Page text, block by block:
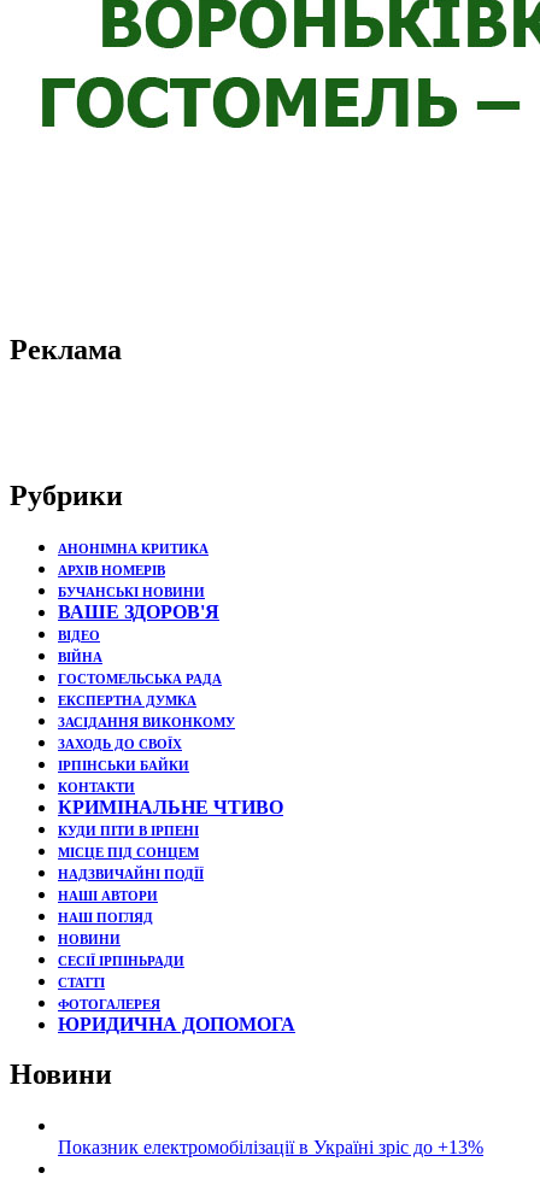
Реклама
Рубрики
АНОНІМНА КРИТИКА
АРХІВ НОМЕРІВ
БУЧАНСЬКІ НОВИНИ
ВАШЕ ЗДОРОВ'Я
ВІДЕО
ВІЙНА
ГОСТОМЕЛЬСЬКА РАДА
ЕКСПЕРТНА ДУМКА
ЗАСІДАННЯ ВИКОНКОМУ
ЗАХОДЬ ДО СВОЇХ
ІРПІНСЬКИ БАЙКИ
КОНТАКТИ
КРИМІНАЛЬНЕ ЧТИВО
КУДИ ПІТИ В ІРПЕНІ
МІСЦЕ ПІД СОНЦЕМ
НАДЗВИЧАЙНІ ПОДЇЇ
НАШІ АВТОРИ
НАШ ПОГЛЯД
НОВИНИ
СЕСІЇ ІРПІНЬРАДИ
СТАТТІ
ФОТОГАЛЕРЕЯ
ЮРИДИЧНА ДОПОМОГА
Новини
Показник електромобілізації в Україні зріс до +13%